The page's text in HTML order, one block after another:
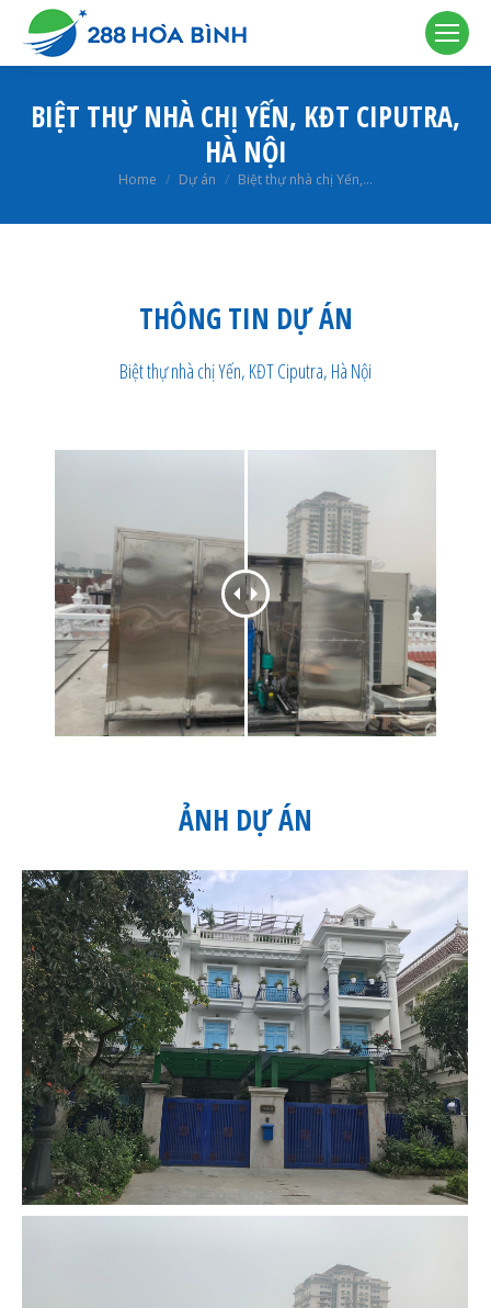
BIỆT THỰ NHÀ CHỊ YẾN, KĐT CIPUTRA,
HÀ NỘI
You are here:
Home Dự án Biệt thự nhà chị Yến,…
THÔNG TIN DỰ ÁN
Biệt thự nhà chị Yến, KĐT Ciputra, Hà Nội
ẢNH DỰ ÁN